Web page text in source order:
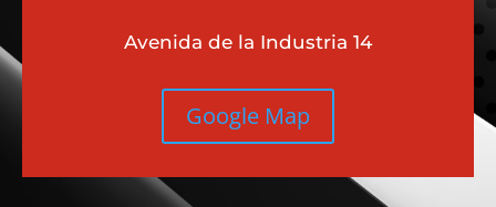
Avenida de la Industria 14
Google Map